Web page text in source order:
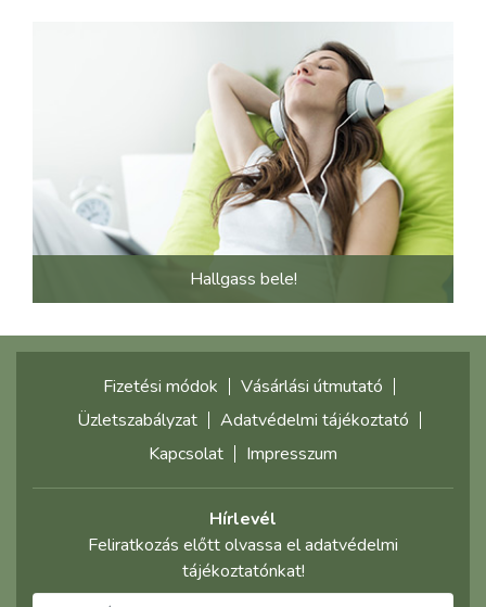
Hallgass bele!
Fizetési módok
Vásárlási útmutató
Üzletszabályzat
Adatvédelmi tájékoztató
Kapcsolat
Impresszum
Hírlevél
Feliratkozás előtt olvassa el adatvédelmi
tájékoztatónkat!